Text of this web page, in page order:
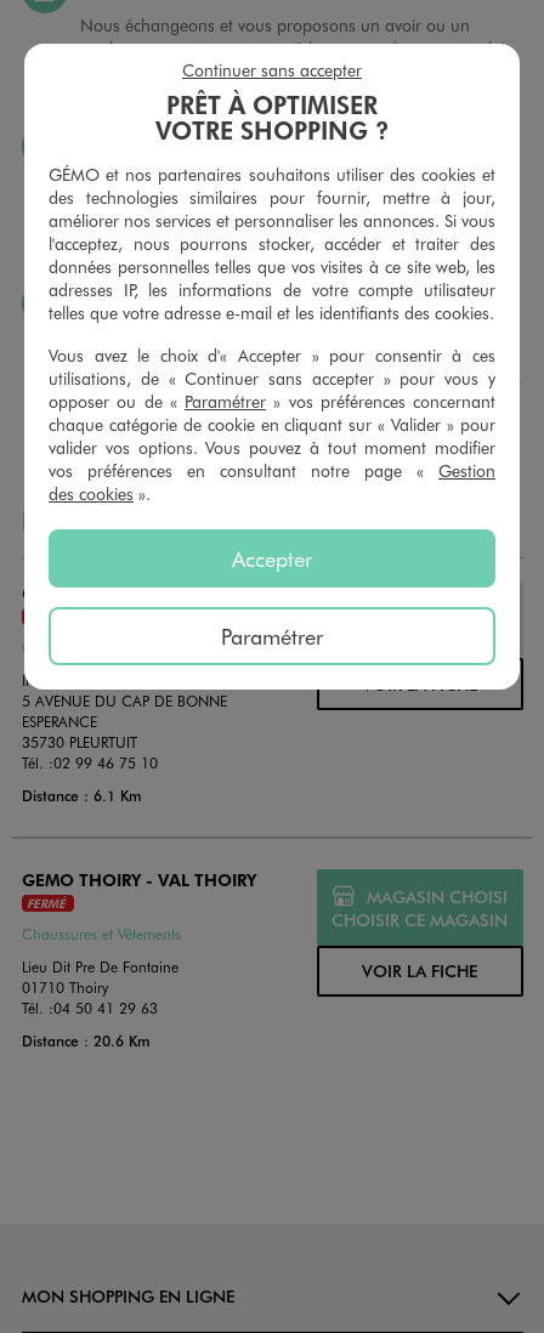
Nous échangeons et vous proposons un avoir ou un
remboursement pour tout article non porté, non retouché,
sous 30 jours, sur simple présentation du ticket de caisse,
dans tous les magasins GÉMO.
JE PEUX FAIRE RETOUCHER MES ARTICLES
Ourlets, ceintures… vous avez la possibilité de faire
retoucher vos articles textiles dans nos magasins. Les tarifs
sont à votre disposition sur simple demande. Voir
conditions en magasins.
J’AIME FAIRE PLAISIR
montant au choix entre 10€ et 150€. Les cartes cadeau
GÉMO sont valables 1 an, utilisables en plusieurs fois, pour
payer vos achats en magasin. Offrez vos cartes cadeau
dans de jolies enveloppes pour toutes les occasions.
NOS AUTRES MAGASINS
GÉMO PLEURTUIT
FERMÉ
Chaussures et Vêtements
INTERMARCHE
5 AVENUE DU CAP DE BONNE
ESPERANCE
35730 PLEURTUIT
Tél. :02 99 46 75 10
Distance : 6.1 Km
MAGASIN CHOISI
VOIR LA FICHE
GEMO THOIRY - VAL THOIRY
FERMÉ
Chaussures et Vêtements
Lieu Dit Pre De Fontaine
01710 Thoiry
Tél. :04 50 41 29 63
Distance : 20.6 Km
MAGASIN CHOISI
CHOISIR CE MAGASIN
VOIR LA FICHE
MON SHOPPING EN LIGNE
PRÊT À OPTIMISER
VOTRE SHOPPING ?
GÉMO et nos partenaires souhaitons utiliser des cookies et
des technologies similaires pour fournir, mettre à jour,
améliorer nos services et personnaliser les annonces. Si vous
l'acceptez, nous pourrons stocker, accéder et traiter des
données personnelles telles que vos visites à ce site web, les
adresses IP, les informations de votre compte utilisateur
telles que votre adresse e-mail et les identifiants des cookies.
Vous avez le choix d'« Accepter » pour consentir à ces
utilisations, de « Continuer sans accepter » pour vous y
opposer ou de « Paramétrer » vos préférences concernant
chaque catégorie de cookie en cliquant sur « Valider » pour
valider vos options. Vous pouvez à tout moment modifier
vos préférences en consultant notre page « Gestion
des cookies ».
Accepter
Paramétrer
Continuer sans accepter